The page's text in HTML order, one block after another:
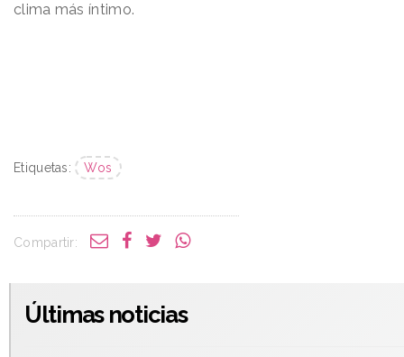
clima más íntimo.
Etiquetas: Wos
Compartir:
Últimas noticias